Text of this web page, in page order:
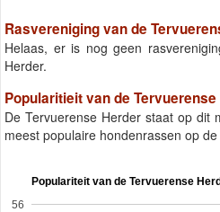
Rasvereniging van de
Helaas, er is nog geen
Herder.
Popularitieit van de
De Tervuerense Herder staat op dit
meest populaire hondenrassen op
Populariteit van de Tervuerense
56